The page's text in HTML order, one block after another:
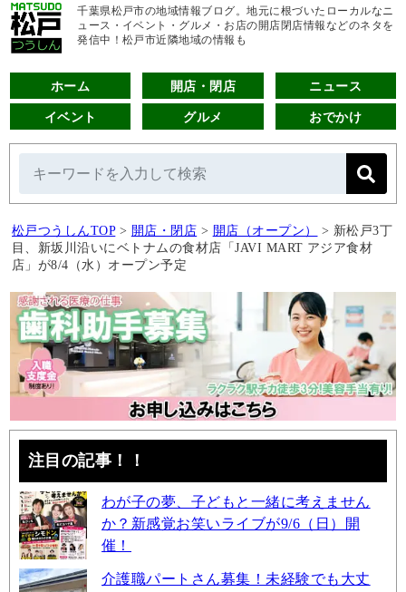
千葉県松戸市の地域情報ブログ。地元に根づいたローカルなニ
ュース・イベント・グルメ・お店の開店閉店情報などのネタを
発信中！松戸市近隣地域の情報も
ホーム 開店・閉店 ニュース
イベント グルメ おでかけ
松戸つうしんTOP > 開店・閉店 > 開店（オープン） > 新松戸3丁
目、新坂川沿いにベトナムの食材店「JAVI MART アジア食材
店」が8/4（水）オープン予定
注目の記事！！
わが子の夢、子どもと一緒に考えません
か？新感覚お笑いライブが9/6（日）開
催！
介護職パートさん募集！未経験でも大丈